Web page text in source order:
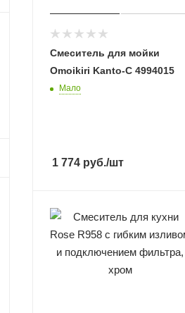
Смеситель для мойки
Omoikiri Kanto-C 4994015
Мало
1 774 руб./шт